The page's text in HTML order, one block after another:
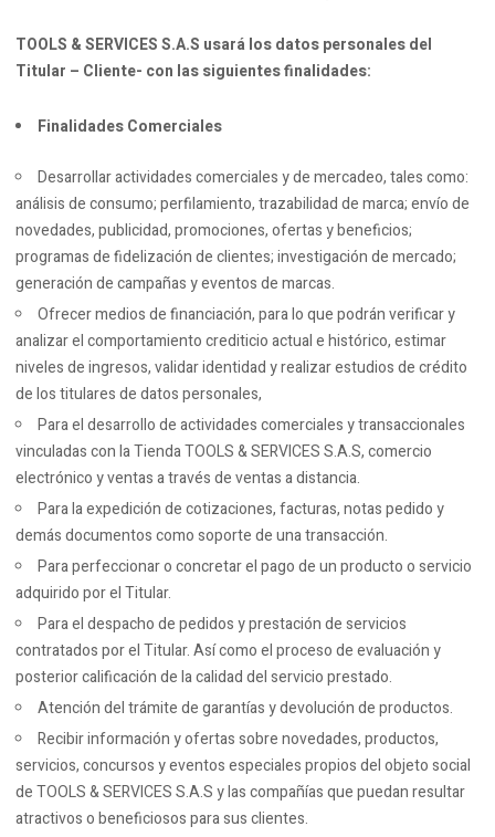
TOOLS & SERVICES S.A.S usará los datos personales del
Titular – Cliente- con las siguientes finalidades:
Finalidades Comerciales
Desarrollar actividades comerciales y de mercadeo, tales como:
análisis de consumo; perfilamiento, trazabilidad de marca; envío de
novedades, publicidad, promociones, ofertas y beneficios;
programas de fidelización de clientes; investigación de mercado;
generación de campañas y eventos de marcas.
Ofrecer medios de financiación, para lo que podrán verificar y
analizar el comportamiento crediticio actual e histórico, estimar
niveles de ingresos, validar identidad y realizar estudios de crédito
de los titulares de datos personales,
Para el desarrollo de actividades comerciales y transaccionales
vinculadas con la Tienda TOOLS & SERVICES S.A.S, comercio
electrónico y ventas a través de ventas a distancia.
Para la expedición de cotizaciones, facturas, notas pedido y
demás documentos como soporte de una transacción.
Para perfeccionar o concretar el pago de un producto o servicio
adquirido por el Titular.
Para el despacho de pedidos y prestación de servicios
contratados por el Titular. Así como el proceso de evaluación y
posterior calificación de la calidad del servicio prestado.
Atención del trámite de garantías y devolución de productos.
Recibir información y ofertas sobre novedades, productos,
servicios, concursos y eventos especiales propios del objeto social
de TOOLS & SERVICES S.A.S y las compañías que puedan resultar
atractivos o beneficiosos para sus clientes.